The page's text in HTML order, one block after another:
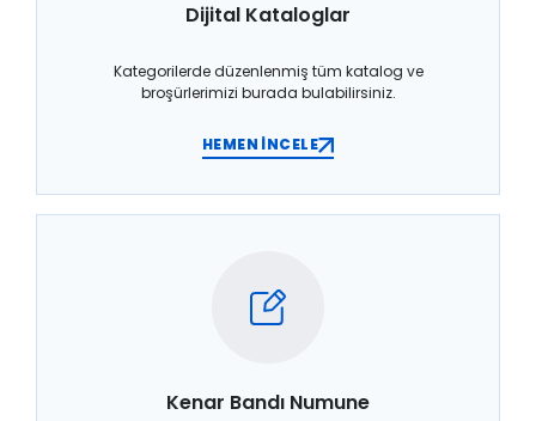
Dijital Kataloglar
Kategorilerde düzenlenmiş tüm katalog ve
broşürlerimizi burada bulabilirsiniz.
HEMEN İNCELE
Kenar Bandı Numune